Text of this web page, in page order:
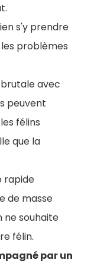
s'y prendre
problèmes
avec
peuvent
félins
que la
rapide
de masse
ne souhaite
félin.
par un